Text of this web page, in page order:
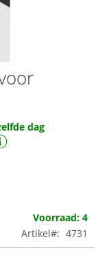
dag
Voorraad: 4
Artikel
4731